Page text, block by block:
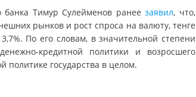
банка Тимур Сулейменов ранеезаявил, что,
рынков и рост спроса на валюту, тенге
По его словам, в значительной степени
кредитной политики и возросшего
политике государства в целом.